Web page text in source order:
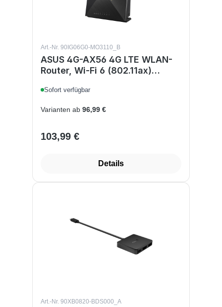
Art.-Nr. 90IG06G0-MO3110_B
ASUS 4G-AX56 4G LTE WLAN-
Router, Wi‑Fi 6 (802.11ax)
Ethernet, SIM-Slot, Mobilfunk-
Sofort verfügbar
Varianten ab 96,99 €
Regulärer Preis:
103,99 €
Details
Art.-Nr. 90XB0820-BDS000_A